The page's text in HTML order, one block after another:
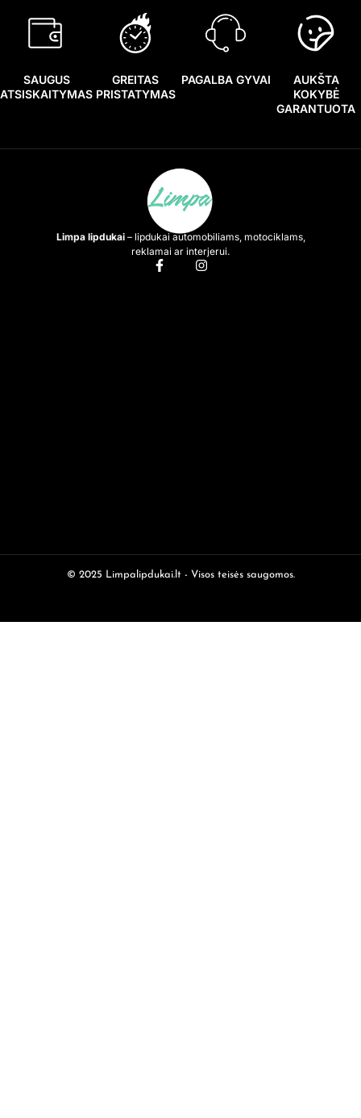
SAUGUS
ATSISKAITYMAS
GREITAS
PRISTATYMAS
PAGALBA GYVAI
AUKŠTA
KOKYBĖ
GARANTUOTA
Limpa lipdukai– lipdukai automobiliams, motociklams,
reklamai ar interjerui.
© 2025 Limpalipdukai.lt - Visos teisės saugomos.